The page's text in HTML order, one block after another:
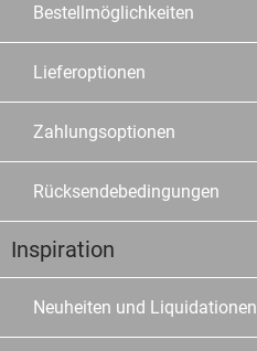
Bestellmöglichkeiten
Lieferoptionen
Zahlungsoptionen
Rücksendebedingungen
Inspiration
Neuheiten und Liquidationen